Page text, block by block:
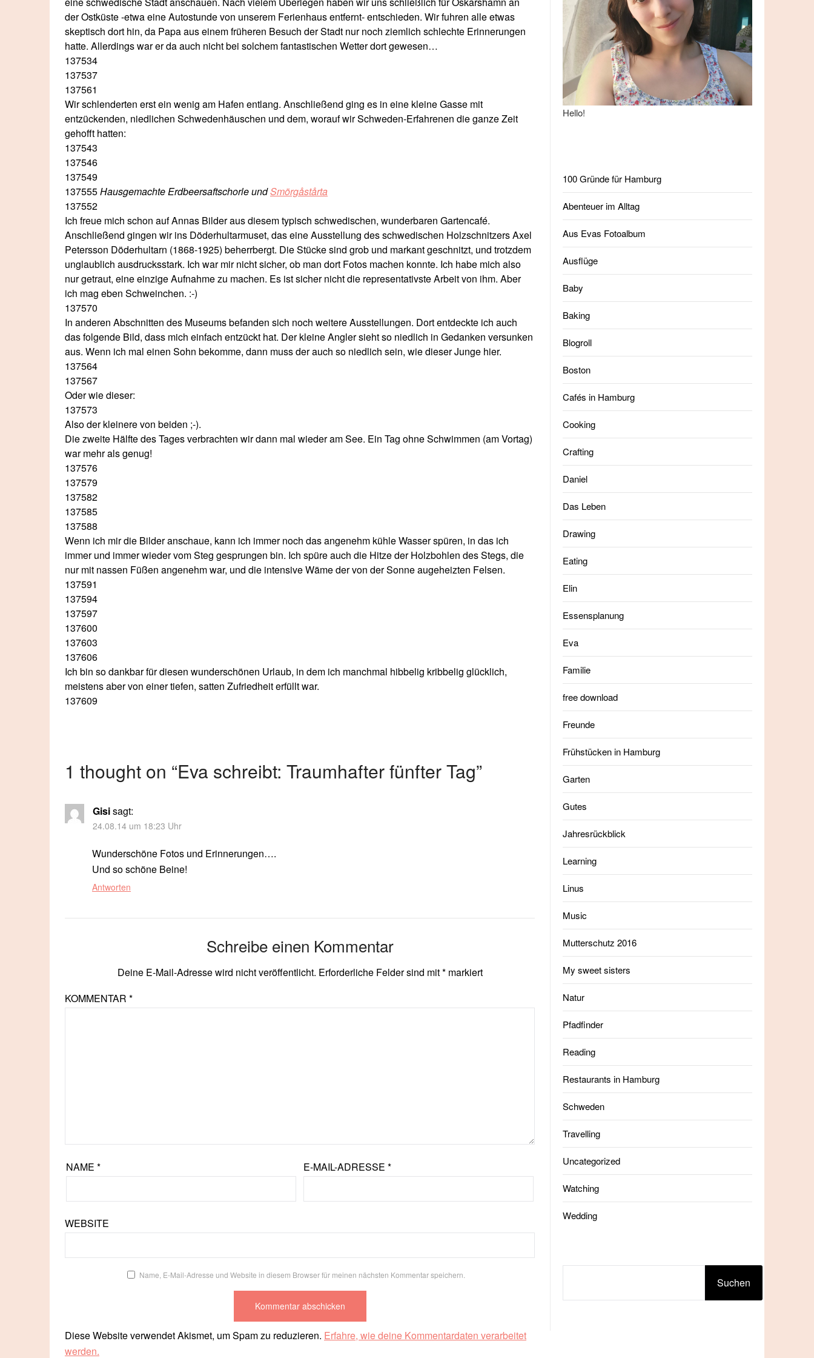
der Ostküste -etwa eine Autostunde von unserem Ferienhaus entfernt- entschieden. Wir fuhren alle etwas
skeptisch dort hin, da Papa aus einem früheren Besuch der Stadt nur noch ziemlich schlechte Erinnerungen
hatte. Allerdings war er da auch nicht bei solchem fantastischen Wetter dort gewesen…
137534
137537
137561
Wir schlenderten erst ein wenig am Hafen entlang. Anschließend ging es in eine kleine Gasse mit
entzückenden, niedlichen Schwedenhäuschen und dem, worauf wir Schweden-Erfahrenen die ganze Zeit
gehofft hatten:
137543
137546
137549
137555Hausgemachte Erdbeersaftschorle undSmörgåstårta
137552
Ich freue mich schon auf Annas Bilder aus diesem typisch schwedischen, wunderbaren Gartencafé.
Anschließend gingen wir ins Döderhultarmuset, das eine Ausstellung des schwedischen Holzschnitzers Axel
Petersson Döderhultarn (1868-1925) beherrbergt. Die Stücke sind grob und markant geschnitzt, und trotzdem
unglaublich ausdrucksstark. Ich war mir nicht sicher, ob man dort Fotos machen konnte. Ich habe mich also
nur getraut, eine einzige Aufnahme zu machen. Es ist sicher nicht die representativste Arbeit von ihm. Aber
ich mag eben Schweinchen. :-)
137570
In anderen Abschnitten des Museums befanden sich noch weitere Ausstellungen. Dort entdeckte ich auch
das folgende Bild, dass mich einfach entzückt hat. Der kleine Angler sieht so niedlich in Gedanken versunken
aus. Wenn ich mal einen Sohn bekomme, dann muss der auch so niedlich sein, wie dieser Junge hier.
137564
137567
Oder wie dieser:
137573
Also der kleinere von beiden ;-).
Die zweite Hälfte des Tages verbrachten wir dann mal wieder am See. Ein Tag ohne Schwimmen (am Vortag)
war mehr als genug!
137576
137579
137582
137585
137588
Wenn ich mir die Bilder anschaue, kann ich immer noch das angenehm kühle Wasser spüren, in das ich
immer und immer wieder vom Steg gesprungen bin. Ich spüre auch die Hitze der Holzbohlen des Stegs, die
nur mit nassen Füßen angenehm war, und die intensive Wäme der von der Sonne augeheizten Felsen.
137591
137594
137597
137600
137603
137606
Ich bin so dankbar für diesen wunderschönen Urlaub, in dem ich manchmal hibbelig kribbelig glücklich,
meistens aber von einer tiefen, satten Zufriedheit erfüllt war.
137609
1 thought on “Eva schreibt: Traumhafter fünfter Tag”
Gisisagt:
24.08.14 um 18:23 Uhr
Wunderschöne Fotos und Erinnerungen….
Und so schöne Beine!
Antworten
Schreibe einen Kommentar
Deine E-Mail-Adresse wird nicht veröffentlicht. Erforderliche Felder sind mit*markiert
KOMMENTAR *
NAME * E-MAIL-ADRESSE *
WEBSITE
Name, E-Mail-Adresse und Website in diesem Browser für meinen nächsten Kommentar speichern.
Diese Website verwendet Akismet, um Spam zu reduzieren. Erfahre, wie deine Kommentardaten verarbeitet
werden.
Hello!
100 Gründe für Hamburg
Abenteuer im Alltag
Aus Evas Fotoalbum
Ausflüge
Baby
Baking
Blogroll
Boston
Cafés in Hamburg
Cooking
Crafting
Daniel
Das Leben
Drawing
Eating
Elin
Essensplanung
Eva
Familie
free download
Freunde
Frühstücken in Hamburg
Garten
Gutes
Jahresrückblick
Learning
Linus
Music
Mutterschutz 2016
My sweet sisters
Natur
Pfadfinder
Reading
Restaurants in Hamburg
Schweden
Travelling
Uncategorized
Watching
Wedding
Suchen